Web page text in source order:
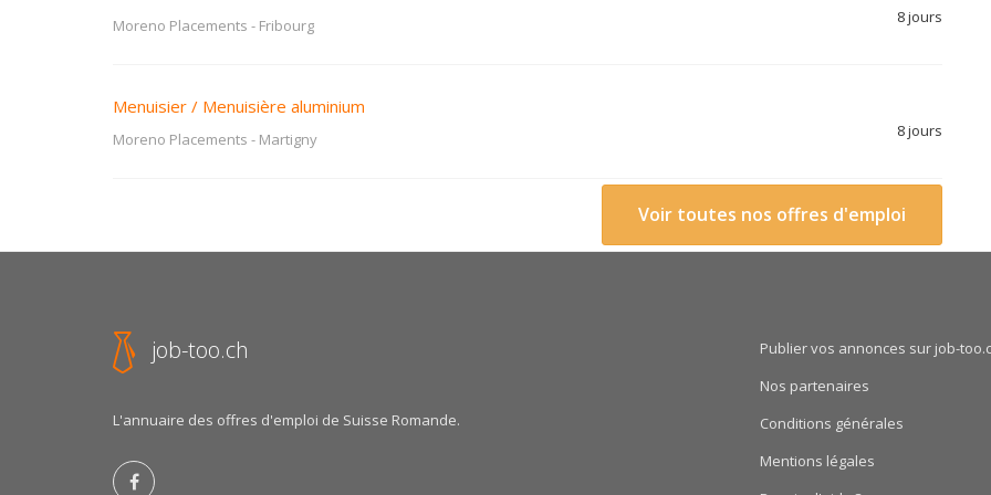
Moreno Placements - Fribourg 8 jours
Menuisier / Menuisière aluminium
Moreno Placements - Martigny 8 jours
Voir toutes nos offres d'emploi
job-too.ch
L'annuaire des offres d'emploi de Suisse Romande.
Publier vos annonces sur job-
Nos partenaires
Conditions générales
Mentions légales